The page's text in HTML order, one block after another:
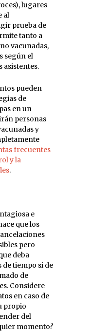
lugares
al
prueba de
tanto a
vacunadas,
según el
asistentes.
pueden
de
en un
personas
y
frecuentes
y la
.
e
que los
pero
deba
tiempo si de
de
Considere
en caso de
propio
del
momento?